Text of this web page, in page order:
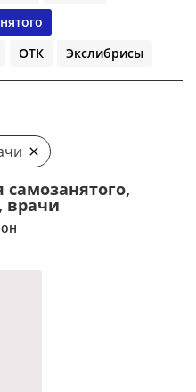
ОТК Экслибрисы
врачи